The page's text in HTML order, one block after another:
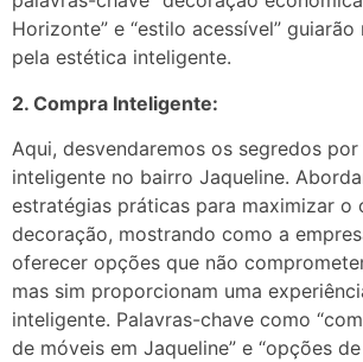
Horizonte” e “estilo acessível” guiarão
pela estética inteligente.
2. Compra Inteligente:
Aqui, desvendaremos os segredos
inteligente no bairro Jaqueline.
estratégias práticas para maximizar o
decoração, mostrando como a
oferecer opções que não
mas sim proporcionam uma
inteligente. Palavras-chave como
de móveis em Jaqueline” e “opções